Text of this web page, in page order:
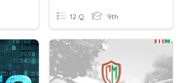
12 Q 9th